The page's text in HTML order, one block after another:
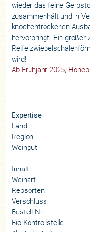
wieder das feine
zusammenhält und in
knochentrockenen
hervorbringt. Ein großer
Reife
wird!
Ab Frühjahr 2025,
Expertise
Land
Region
Weingut
Inhalt
Weinart
Rebsorten
Verschluss
Bestell-Nr.
Bio-Kontrollstelle